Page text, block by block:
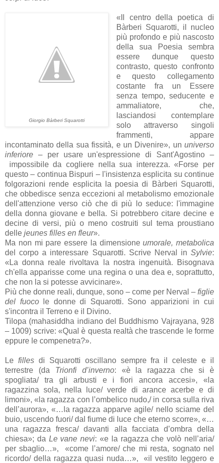
Giorgio Bàrberi Squarotti
«Il centro della poetica di
Bàrberi Squarotti, il nucleo
più profondo e più nascosto
della sua Poesia sembra
essere dunque questo
contrasto, questo confronto
e questo collegamento
costante fra un Essere
senza tempo, seducente e
ammaliatore, che,
lasciandosi contemplare
solo attraverso singoli
frammenti, appare
incontaminato della sua fissità, e un Divenire», un universo
inferiore – per usare un'espressione di Sant'Agostino –
impossibile da cogliere nella sua interezza. «Forse per
questo – continua Bispuri – l'insistenza esplicita su continue
folgorazioni rende esplicita la poesia di Bàrberi Squarotti,
che obbedisce senza eccezioni al metabolismo emozionale
dell'attenzione verso ciò che di più lo seduce: l'immagine
della donna giovane e bella. Si potrebbero citare decine e
decine di versi, più o meno costruiti sul tema proustiano
delle jeunes filles en fleur».
Ma non mi pare essere la dimensioneumorale, metabolica
del corpo a interessare Squarotti. Scrive Nerval in Sylvie:
«La donna reale rivoltava la nostra ingenuità. Bisognava
ch'ella apparisse come una regina o una dea e, soprattutto,
che non la si potesse avvicinare».
Più che donne reali, dunque, sono – come per Nerval – figlie
del fuocole donne di Squarotti. Sono apparizioni in cui
s'incontra il Terreno e il Divino.
Tilopa (mahasiddha indiano del Buddhismo Vajrayana, 928
– 1009) scrive: «Qual è questa realtà che trascende le forme
eppure le compenetra?».
Le fillesdi Squarotti oscillano sempre fra il celeste e il
terrestre (da Trionfi d’inverno: «è la ragazza che si è
spogliata/ tra gli arbusti e i fiori ancora accesi», « la
ragazzina sola, nella luce/ verde di arance acerbe e di
limoni», « la ragazza con l’ombelico nudo,/ in corsa sulla riva
dell’aurora», «…la ragazza apparve agile/ nello sciame del
buio, uscendo fuori/ dal fiume di luce che eterno scorre», «…
una ragazza fresca/ davanti alla facciata d’ombra della
chiesa»; da Le vane nevi:«e la ragazza che volò nell’aria/
per sbaglio…», «come l’amore/ che mi resta, sognato nel
ricordo/ della ragazza quasi nuda…», «il vestito leggero e